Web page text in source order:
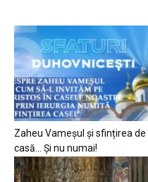
Zaheu Vameșul și sfințirea de
casă… Și nu numai!